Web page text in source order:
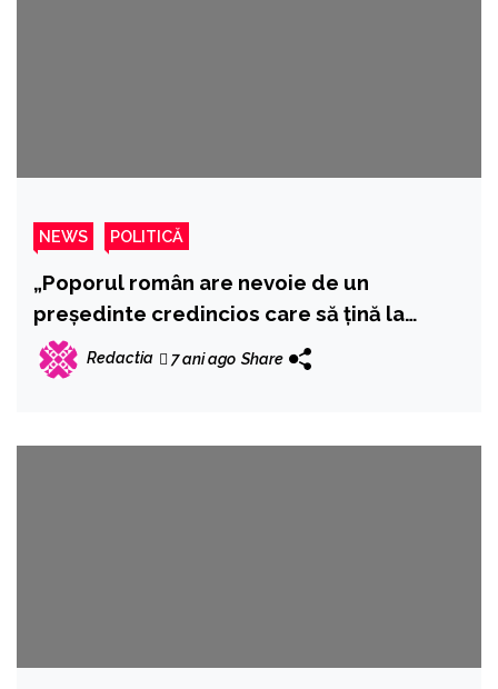
NEWS POLITICĂ
„Poporul român are nevoie de un
președinte credincios care să țină la
istoria și la valorile neamului său”
Redactia 7 ani ago Share